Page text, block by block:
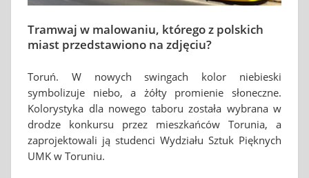
Tramwaj w malowaniu, którego z polskich
miast przedstawiono na zdjęciu?
Toruń. W nowych swingach kolor niebieski
symbolizuje niebo, a żółty promienie słoneczne.
Kolorystyka dla nowego taboru została wybrana w
drodze konkursu przez mieszkańców Torunia, a
zaprojektowali ją studenci Wydziału Sztuk Pięknych
UMK w Toruniu.